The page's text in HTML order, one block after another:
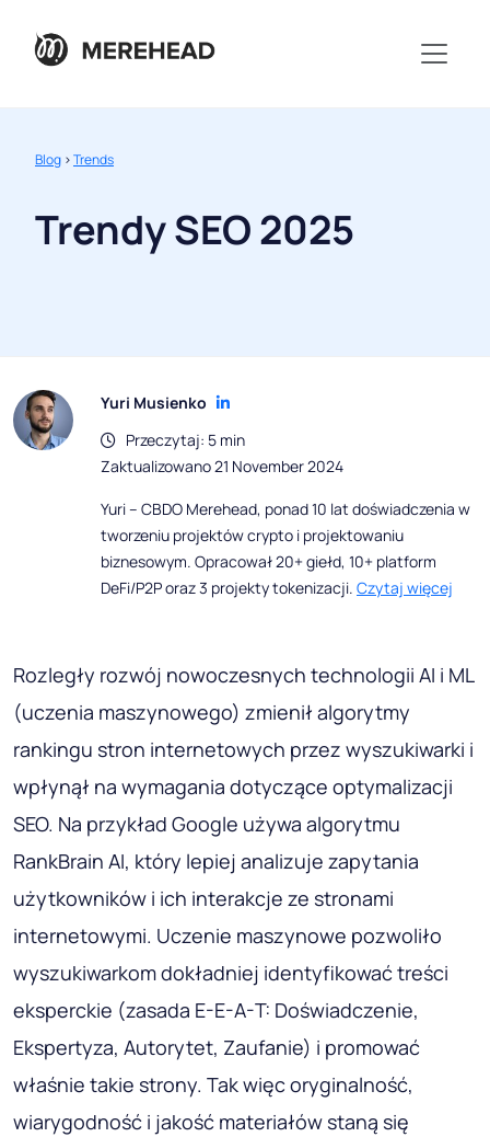
Blog >Trends
Trendy SEO 2025
Yuri Musienko
Przeczytaj: 5 min
Zaktualizowano 21 November 2024
Yuri – CBDO Merehead, ponad 10 lat doświadczenia w
tworzeniu projektów crypto i projektowaniu
biznesowym. Opracował 20+ giełd, 10+ platform
DeFi/P2P oraz 3 projekty tokenizacji. Czytaj więcej
Rozległy rozwój nowoczesnych technologii AI i ML
(uczenia maszynowego) zmienił algorytmy
rankingu stron internetowych przez wyszukiwarki i
wpłynął na wymagania dotyczące optymalizacji
SEO. Na przykład Google używa algorytmu
RankBrain AI, który lepiej analizuje zapytania
użytkowników i ich interakcje ze stronami
internetowymi. Uczenie maszynowe pozwoliło
wyszukiwarkom dokładniej identyfikować treści
eksperckie (zasada E-E-A-T: Doświadczenie,
Ekspertyza, Autorytet, Zaufanie) i promować
właśnie takie strony. Tak więc oryginalność,
wiarygodność i jakość materiałów staną się